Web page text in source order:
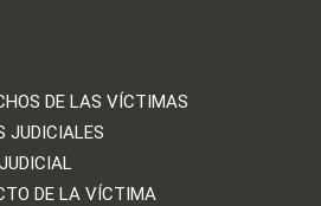
DE LAS VÍCTIMAS
JUDICIALES
DE LA VÍCTIMA